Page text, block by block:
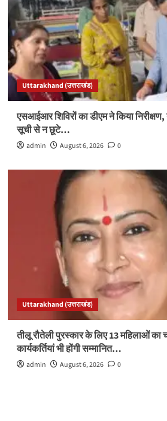
Uttarakhand (उत्तराखंड)
एसआईआर शिविरों का डीएम ने किया
सूची से न छूटे…
admin August 6, 2026 0
Uttarakhand (उत्तराखंड)
तीलू रौतेली पुरस्कार के लिए 13 महिलाओं
कार्यकर्तियां भी होंगी सम्मानित…
admin August 6, 2026 0